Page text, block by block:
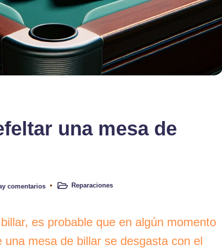
una mesa de
comentarios
PublicadoReparaciones
es probable que en algún momento
mesa de billar se desgasta con el